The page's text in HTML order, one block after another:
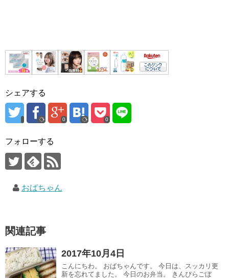
シェアする
0 0
フォローする
おばちゃん
関連記事
2017年10月4日
こんにちわ。 おばちゃんです。 今日は、スッカリ更
新を忘れてました。 今日のお弁当。 きんぴらごぼ